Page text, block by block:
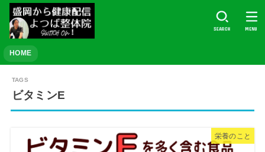
HOME
SEARCH MENU
ビタミンE
栄養のこと